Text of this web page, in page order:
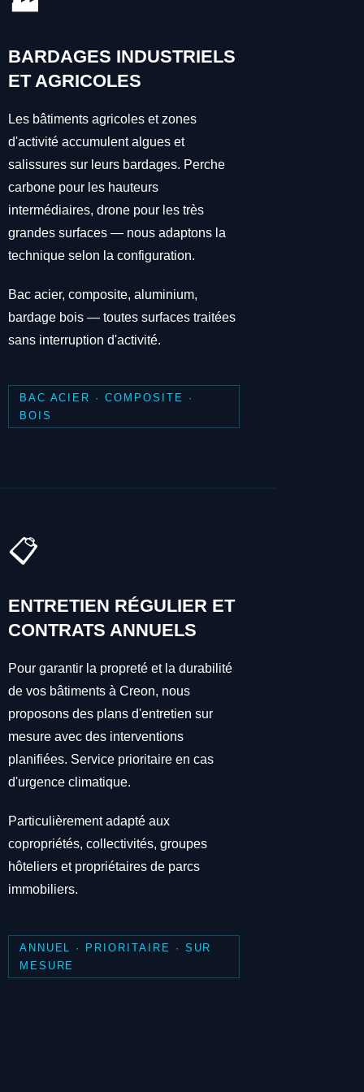
BARDAGES INDUSTRIELS
ET AGRICOLES
Les bâtiments agricoles et zones
d'activité accumulent algues et
salissures sur leurs bardages. Perche
carbone pour les hauteurs
intermédiaires, drone pour les très
grandes surfaces — nous adaptons la
technique selon la configuration.
Bac acier, composite, aluminium,
bardage bois — toutes surfaces traitées
sans interruption d'activité.
BAC ACIER · COMPOSITE ·
BOIS
📋
ENTRETIEN RÉGULIER ET
CONTRATS ANNUELS
Pour garantir la propreté et la durabilité
de vos bâtiments à Creon, nous
proposons des plans d'entretien sur
mesure avec des interventions
planifiées. Service prioritaire en cas
d'urgence climatique.
Particulièrement adapté aux
copropriétés, collectivités, groupes
hôteliers et propriétaires de parcs
immobiliers.
ANNUEL · PRIORITAIRE · SUR
MESURE